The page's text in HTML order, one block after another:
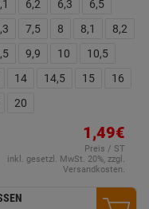
6,2 6,3
6,5
7,5 8 8,1
8,2
9,9 10
10,5
14 14,5 15
16
20
1,49€
Preis / ST
inkl. gesetzl. MwSt. 20%, zzgl.
Versandkosten.